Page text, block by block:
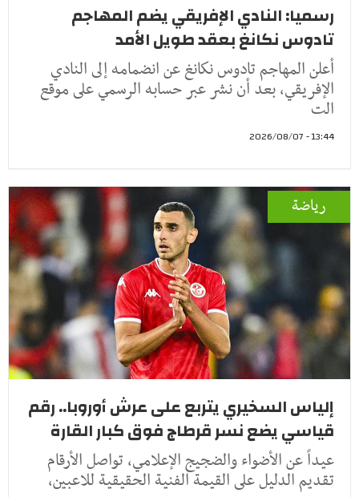
رسميا: النادي الإفريقي يضم المهاجم
تادوس نكانغ بعقد طويل الأمد
أعلن المهاجم تادوس نكانغ عن انضمامه إلى النادي
الإفريقي، بعد أن نشر عبر حسابه الرسمي على موقع
الت
13:44 - 2026/08/07
رياضة
إلياس السخيري يتربع على عرش أوروبا.. رقم
قياسي يضع نسر قرطاج فوق كبار القارة
عيداً عن الأضواء والضجيج الإعلامي، تواصل الأرقام
تقديم الدليل على القيمة الفنية الحقيقية للاعبين،